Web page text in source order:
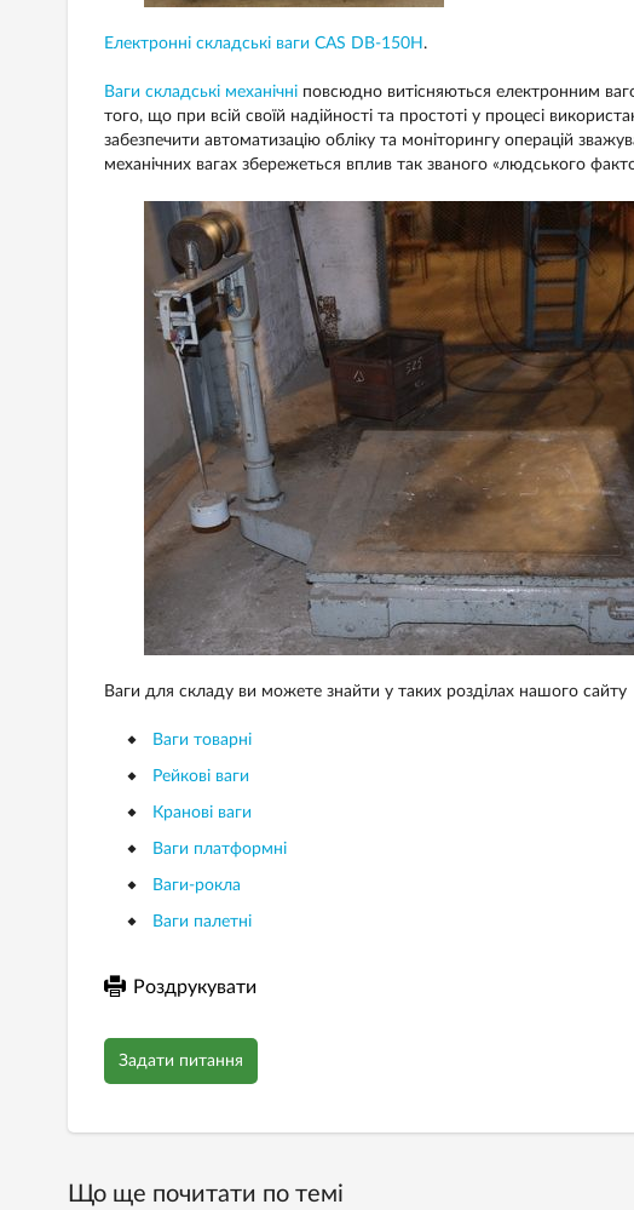
Електронні складські ваги CAS DB-150H .
Ваги складські механічніповсюдно витісняються електронним
того, що при всій своїй надійності та простоті у процесі
забезпечити автоматизацію обліку та моніторингу операцій
механічних вагах збережеться вплив так званого «людського
Ваги для складу ви можете знайти у таких розділах нашого сайту
Ваги товарні
Рейкові ваги
Кранові ваги
Ваги платформні
Ваги-рокла
Ваги палетні
Роздрукувати
Задати питання
Що ще почитати по темі